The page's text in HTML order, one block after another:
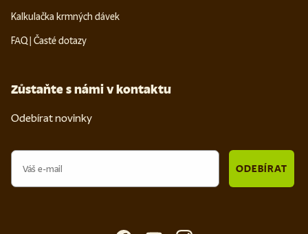
Kalkulačka krmných dávek
FAQ | Časté dotazy
Zůstaňte s námi v kontaktu
Odebírat novinky
Email
ODEBÍRAT